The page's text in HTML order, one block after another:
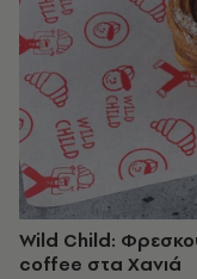
Wild Child:
coffee στα Χανιά